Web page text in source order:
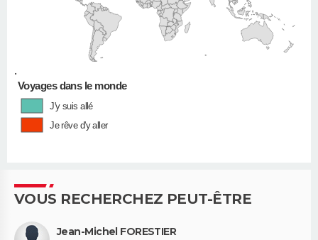
•
Voyages dans le monde
J'y suis allé
Je rêve d'y aller
VOUS RECHERCHEZ PEUT-ÊTRE
Jean-Michel FORESTIER